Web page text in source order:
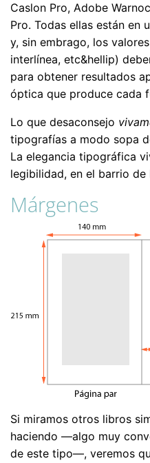
Caslon Pro, Adobe
Pro. Todas ellas están en
y, sin embrago, los
interlínea, etc&hellip)
para obtener resultados
óptica que produce cada
Lo que desaconsejo
tipografías a modo sopa
La elegancia tipográfica
legibilidad, en el barrio de
Márgenes
Si miramos otros libros
haciendo —algo muy
de este tipo—, veremos